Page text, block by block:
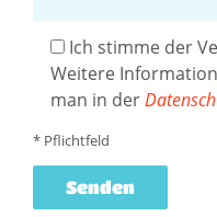
Ich stimme der
Weitere
man in der
* Pflichtfeld